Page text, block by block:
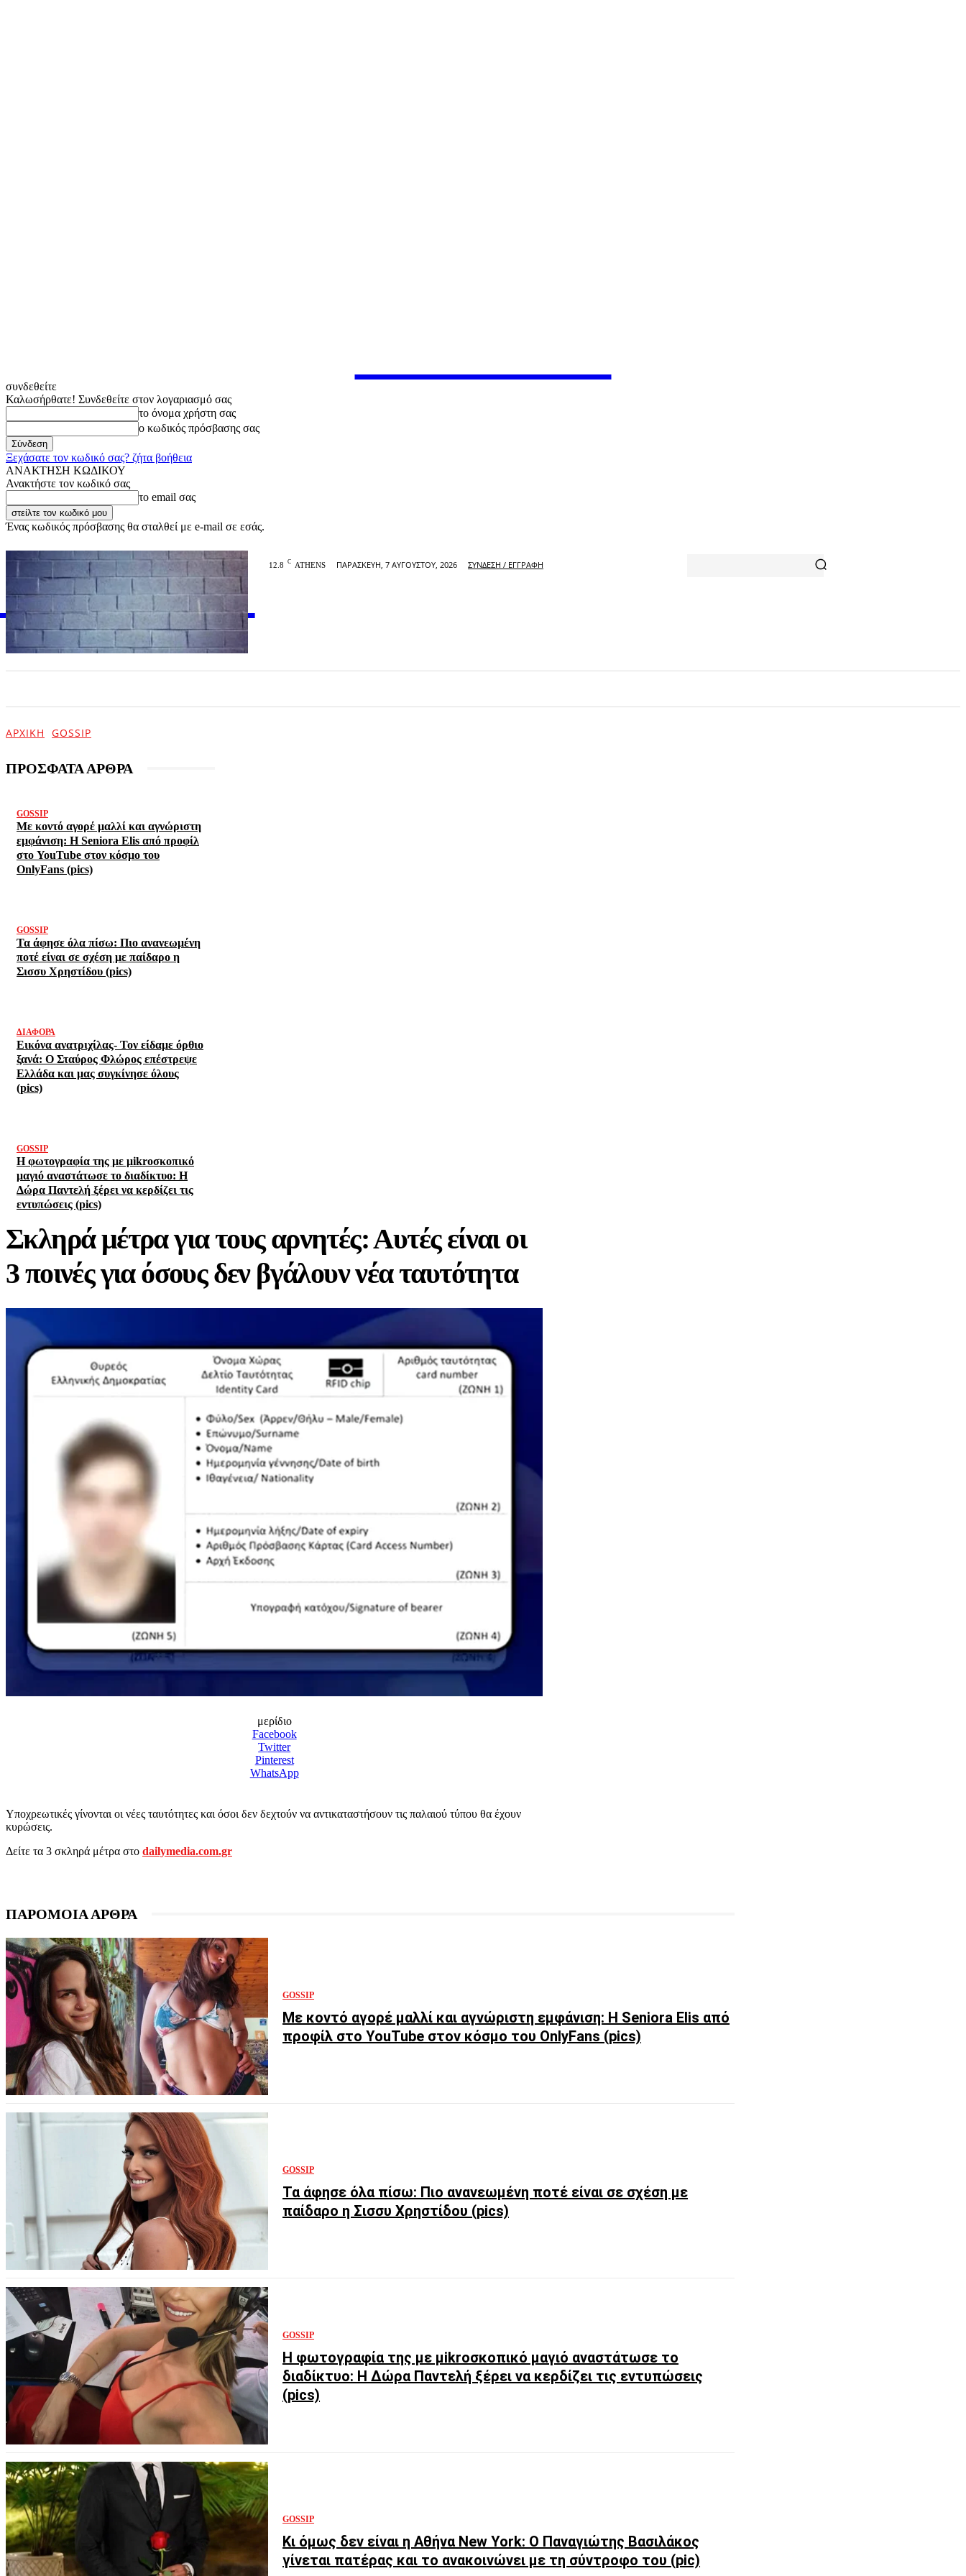
συνδεθείτε
Καλωσήρθατε! Συνδεθείτε στον λογαριασμό σας
το όνομα χρήστη σας
ο κωδικός πρόσβασης σας
Ξεχάσατε τον κωδικό σας? ζήτα βοήθεια
ΑΝΑΚΤΗΣΗ ΚΩΔΙΚΟΥ
Ανακτήστε τον κωδικό σας
το email σας
Ένας κωδικός πρόσβασης θα σταλθεί με e-mail σε εσάς.
OFFICIAL
12.8 C ATHENS ΠΑΡΑΣΚΕΥΉ, 7 ΑΥΓΟΎΣΤΟΥ, 2026 ΣΎΝΔΕΣΗ / ΕΓΓΡΑΦΉ
ΑΡΧΙΚΉ GOSSIP
ΠΡΟΣΦΑΤΑ ΑΡΘΡΑ
GOSSIP
Με κοντό αγορέ μαλλί και αγνώριστη
εμφάνιση: Η Seniora Elis από προφίλ
στο YouTube στον κόσμο του
OnlyFans (pics)
GOSSIP
Τα άφησε όλα πίσω: Πιο ανανεωμένη
ποτέ είναι σε σχέση με παίδαρο η
Σισσυ Χρηστίδου (pics)
ΔΙΆΦΟΡΑ
Εικόνα ανατριχίλας- Τον είδαμε όρθιο
ξανά: Ο Σταύρος Φλώρος επέστρεψε
Ελλάδα και μας συγκίνησε όλους
(pics)
GOSSIP
Η φωτογραφία της με μikroσκοπικό
μαγιό αναστάτωσε το διαδίκτυο: Η
Δώρα Παντελή ξέρει να κερδίζει τις
εντυπώσεις (pics)
Σκληρά μέτρα για τους αρνητές: Αυτές είναι οι
3 ποινές για όσους δεν βγάλουν νέα ταυτότητα
μερίδιο
Facebook
Twitter
Pinterest
WhatsApp
Υποχρεωτικές γίνονται οι νέες ταυτότητες και όσοι δεν δεχτούν να αντικαταστήσουν τις παλαιού τύπου θα έχουν
κυρώσεις.
Δείτε τα 3 σκληρά μέτρα στο dailymedia.com.gr
ΠΑΡΟΜΟΙΑ ΑΡΘΡΑ
GOSSIP
Με κοντό αγορέ μαλλί και αγνώριστη εμφάνιση: Η Seniora Elis από
προφίλ στο YouTube στον κόσμο του OnlyFans (pics)
GOSSIP
Τα άφησε όλα πίσω: Πιο ανανεωμένη ποτέ είναι σε σχέση με
παίδαρο η Σισσυ Χρηστίδου (pics)
GOSSIP
Η φωτογραφία της με μikroσκοπικό μαγιό αναστάτωσε το
διαδίκτυο: Η Δώρα Παντελή ξέρει να κερδίζει τις εντυπώσεις
(pics)
GOSSIP
Κι όμως δεν είναι η Αθήνα New York: Ο Παναγιώτης Βασιλάκος
γίνεται πατέρας και το ανακοινώνει με τη σύντροφο του (pic)